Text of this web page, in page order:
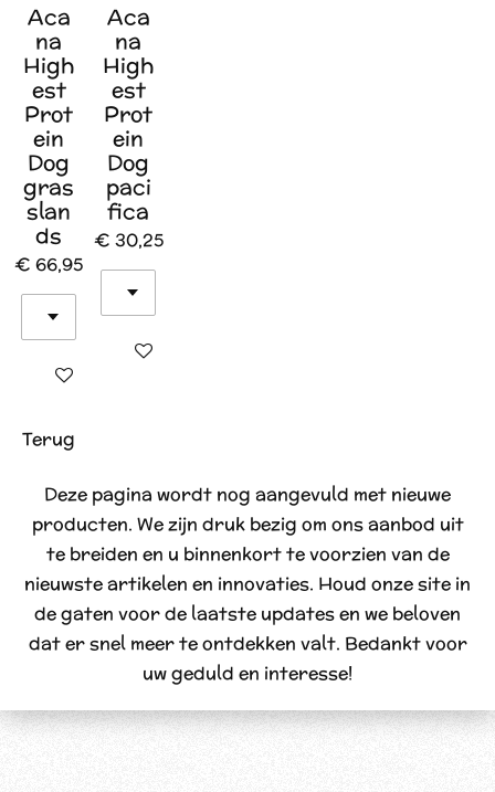
Aca
na
High
est
Prot
ein
Dog
gras
slan
ds
€ 66,95
In winkelwagen
Aca
na
High
est
Prot
ein
Dog
paci
fica
€ 30,25
In winkelwagen
Terug
Deze pagina wordt nog aangevuld met nieuwe
producten. We zijn druk bezig om ons aanbod uit
te breiden en u binnenkort te voorzien van de
nieuwste artikelen en innovaties. Houd onze site in
de gaten voor de laatste updates en we beloven
dat er snel meer te ontdekken valt. Bedankt voor
uw geduld en interesse!